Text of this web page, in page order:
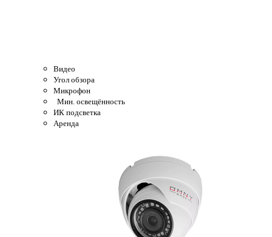
Видео
Угол обзора
Микрофон
Мин. освещённость
ИК подсветка
Аренда